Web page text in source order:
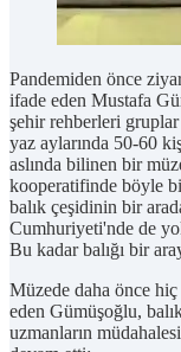
Pandemiden önce
ifade eden Mustafa
şehir rehberleri
yaz aylarında 50-60
aslında bilinen bir
kooperatifinde böyle
balık çeşidinin bir
Cumhuriyeti'nde de
Bu kadar balığı bir
Müzede daha önce
eden Gümüşoğlu,
uzmanların